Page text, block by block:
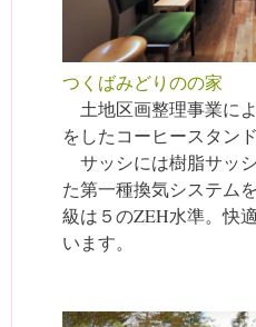
つくばみどりのの家
土地区画整理事業に
をしたコーヒースタン
サッシには樹脂サッ
た第一種換気システム
級は５のZEH水準。快
います。